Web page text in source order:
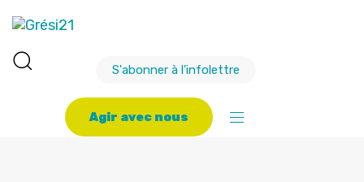
S'abonner à l'infolettre
Agir avec nous